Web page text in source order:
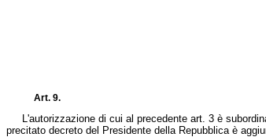
Art. 9.
L'autorizzazione di cui al precedente art. 3 è
precitato decreto del Presidente della Repubblica è